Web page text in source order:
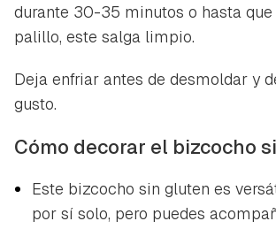
durante 30-35 minutos o hasta
palillo, este salga limpio.
Deja enfriar antes de desmoldar y
gusto.
Cómo decorar el bizcocho
Este bizcocho sin gluten es
por sí solo, pero puedes